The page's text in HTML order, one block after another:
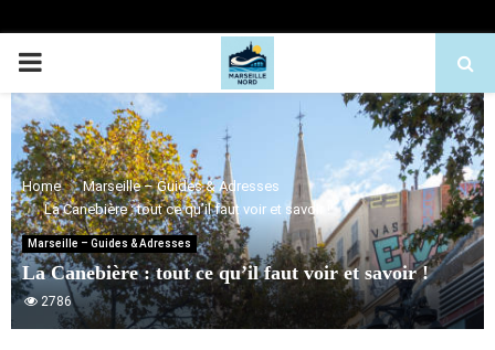
PRIMARY
MENU
Home
Marseille – Guides & Adresses
La Canebière : tout ce qu’il faut voir et savoir !
Marseille – Guides & Adresses
La Canebière : tout ce qu’il faut voir et savoir !
2786